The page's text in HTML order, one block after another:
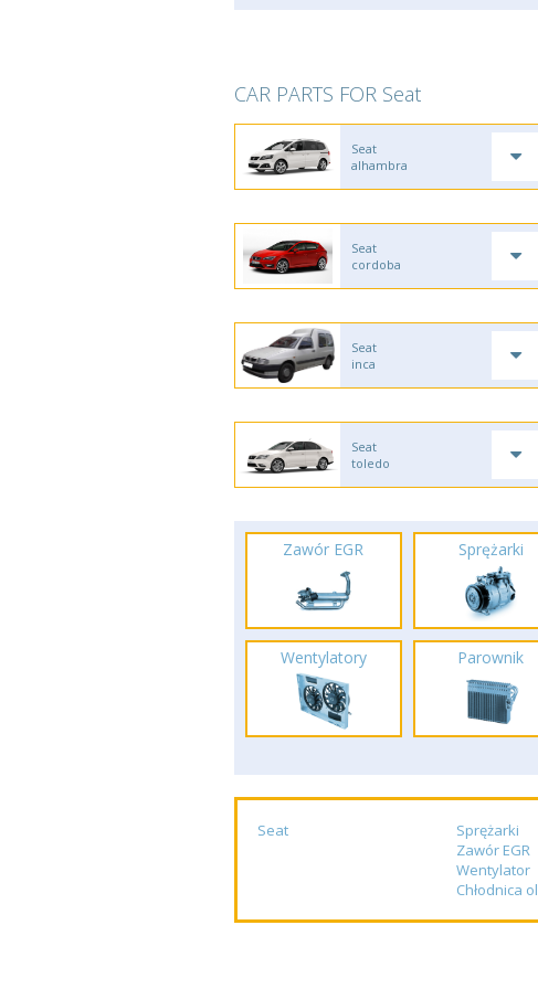
CAR PARTS FOR Seat
Seat
alhambra
Seat
cordoba
Seat
inca
Seat
toledo
Zawór EGR Sprężarki
Wentylatory Parownik
Seat Sprężarki
Zawór EGR
Wentylator
Chłodnica